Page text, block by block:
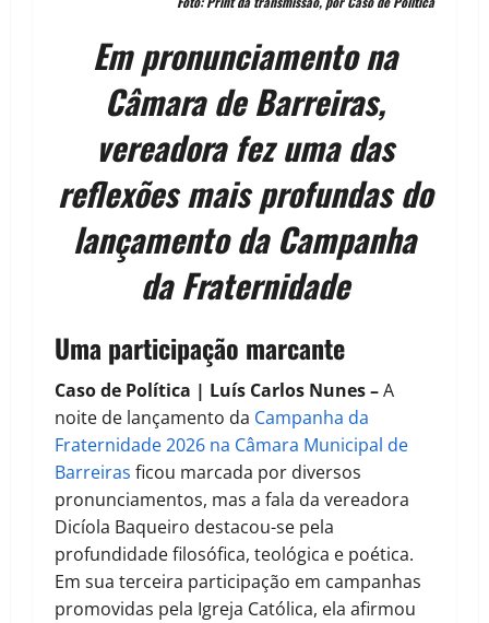
Em pronunciamento na
Câmara de Barreiras,
vereadora fez uma das
reflexões mais profundas do
lançamento da Campanha
da Fraternidade
Uma participação marcante
Caso de Política | Luís Carlos Nunes –A
noite de lançamento da Campanha da
Fraternidade 2026 na Câmara Municipal de
Barreiras ficou marcada por diversos
pronunciamentos, mas a fala da vereadora
Dicíola Baqueiro destacou-se pela
profundidade filosófica, teológica e poética.
Em sua terceira participação em campanhas
promovidas pela Igreja Católica, ela afirmou